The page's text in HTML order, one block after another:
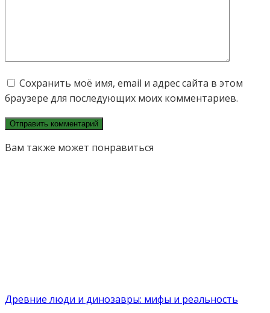
Сохранить моё имя, email и адрес сайта в этом
браузере для последующих моих комментариев.
Вам также может понравиться
Древние люди и динозавры: мифы и реальность